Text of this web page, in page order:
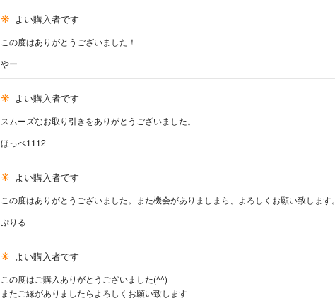
よい購入者です
この度はありがとうございました！
やー
よい購入者です
スムーズなお取り引きをありがとうございました。
ほっぺ1112
よい購入者です
この度はありがとうございました。また機会がありましまら、よろしくお願い致します。
ぷりる
よい購入者です
この度はご購入ありがとうございました(^^)
またご縁がありましたらよろしくお願い致します